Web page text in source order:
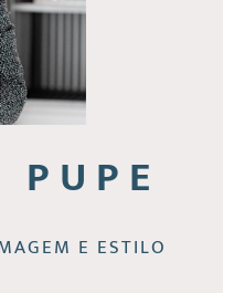
PUPE
E ESTILO